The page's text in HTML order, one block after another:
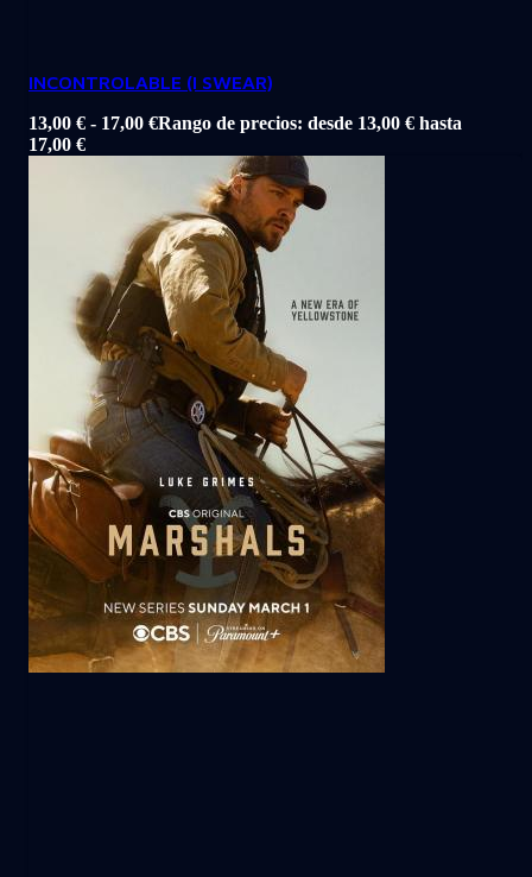
INCONTROLABLE (I SWEAR)
13,00 € - 17,00 €Rango de precios: desde 13,00 € hasta
17,00 €